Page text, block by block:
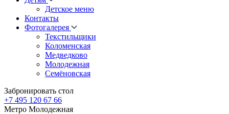
Детское меню
Контакты
Фотогалерея
Текстильщики
Коломенская
Медведково
Молодежная
Семёновская
Забронировать стол
+7 495 120 67 66
Метро Молодежная